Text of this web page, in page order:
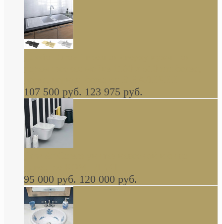
керамическая мойка 1160 x 510 мм белая,
серая, черная, бежевая В НАЛИЧИИ
107 500 руб. 123 975 руб.
навесное КОМПЛЕКТ
95 000 руб. 120 000 руб.